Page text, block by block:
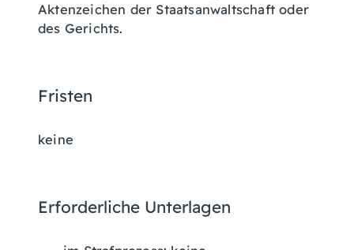
Aktenzeichen der Staatsanwaltschaft oder
des Gerichts.
Fristen
keine
Erforderliche Unterlagen